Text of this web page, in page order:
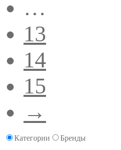
…
13
14
15
→
Категории Бренды